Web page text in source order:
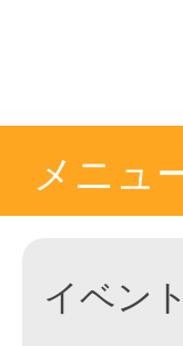
メニュ
イベン